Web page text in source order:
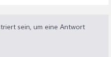
sein, um eine Antwort